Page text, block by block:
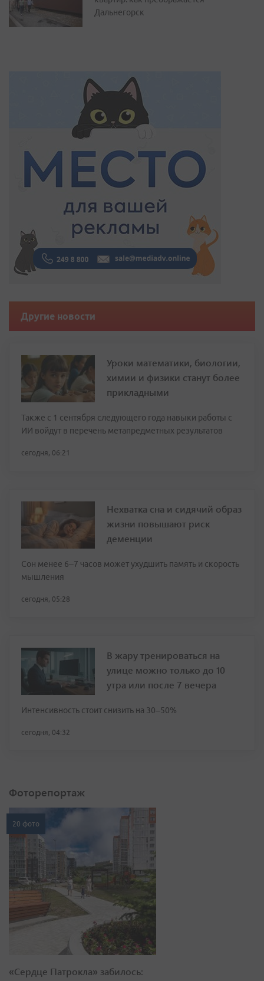
Дальнегорск
Другие новости
Уроки математики, биологии,
химии и физики станут более
прикладными
Также с 1 сентября следующего года навыки работы с
ИИ войдут в перечень метапредметных результатов
сегодня, 06:21
Нехватка сна и сидячий образ
жизни повышают риск
деменции
Сон менее 6–7 часов может ухудшить память и скорость
мышления
сегодня, 05:28
В жару тренироваться на
улице можно только до 10
утра или после 7 вечера
Интенсивность стоит снизить на 30–50%
сегодня, 04:32
Фоторепортаж
20 фото
«Сердце Патрокла» забилось: